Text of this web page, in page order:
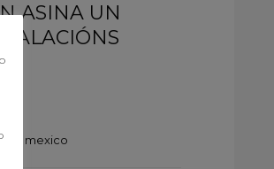
ASINA UN
in mexico